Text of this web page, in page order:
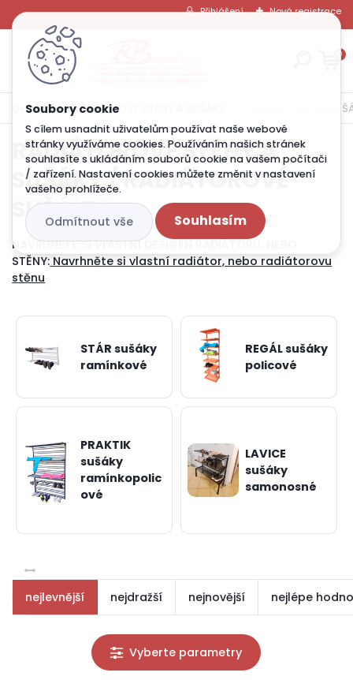
S cílem usnadnit uživatelům používat naše webové
stránky využíváme cookies. Používáním našich stránek
souhlasíte s ukládáním souborů cookie na vašem počítači
/ zařízení. Nastavení cookies můžete změnit v nastavení
vašeho prohlížeče.
Odmítnout vše Souhlasím
Přihlášení Nová registrace
0
Úvod RADIÁTOROVÉ STĚNY A SUŠÁKY RADIÁTOROVÉ
RADIÁTOROVÉ STĚNY A
SUŠÁKY / RADIÁTOROVÉ
SUŠÁKY
NAVRHNĚTE SI VLASTNÍ DESIGEN RADIÁTORU, NEBO
STĚNY: Navrhněte si vlastní radiátor, nebo radiátorovu
stěnu
STÁR sušáky
ramínkové
REGÁL sušáky
policové
PRAKTIK
sušáky
ramínkopolic
ové
LAVICE
sušáky
samonosné
nejlevnější nejdražší nejnovější nejlépe